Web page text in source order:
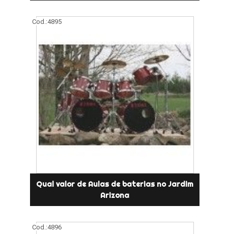
Cod.:4895
Qual valor de Aulas de baterias no Jardim
Arizona
Cod.:4896